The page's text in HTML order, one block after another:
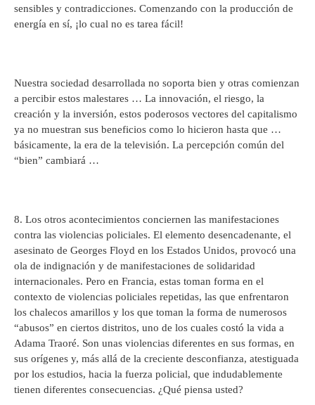
sensibles y contradicciones. Comenzando con la producción de
energía en sí, ¡lo cual no es tarea fácil!
Nuestra sociedad desarrollada no soporta bien y otras comienzan
a percibir estos malestares … La innovación, el riesgo, la
creación y la inversión, estos poderosos vectores del capitalismo
ya no muestran sus beneficios como lo hicieron hasta que …
básicamente, la era de la televisión. La percepción común del
“bien” cambiará …
8. Los otros acontecimientos conciernen las manifestaciones
contra las violencias policiales. El elemento desencadenante, el
asesinato de Georges Floyd en los Estados Unidos, provocó una
ola de indignación y de manifestaciones de solidaridad
internacionales. Pero en Francia, estas toman forma en el
contexto de violencias policiales repetidas, las que enfrentaron
los chalecos amarillos y los que toman la forma de numerosos
“abusos” en ciertos distritos, uno de los cuales costó la vida a
Adama Traoré. Son unas violencias diferentes en sus formas, en
sus orígenes y, más allá de la creciente desconfianza, atestiguada
por los estudios, hacia la fuerza policial, que indudablemente
tienen diferentes consecuencias. ¿Qué piensa usted?